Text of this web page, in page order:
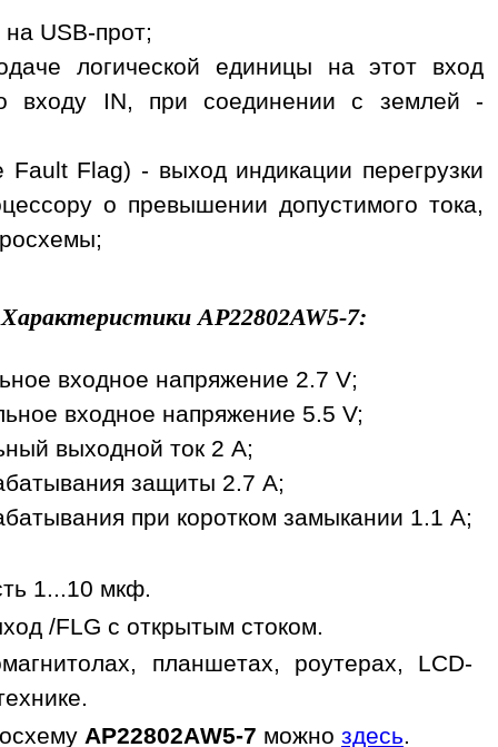
USB-прот;
логической единицы на этот вход
входу IN, при соединении с землей -
Flag) - выход индикации перегрузки
о превышении допустимого тока,
ХарактеристикиAP22802AW5-7:
входное напряжение 2.7 V;
входное напряжение 5.5 V;
выходной ток 2 A;
защиты 2.7 A;
при коротком за­мы­ка­нии 1.1 A;
1...10 мкф.
/FLG с открытым стоком.
планшетах, роутерах, LCD-
AP22802AW5-7 можно здесь.